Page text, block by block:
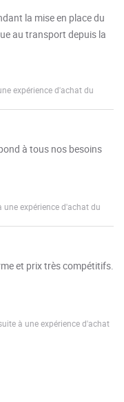
la mise en place du
au transport depuis la
expérience d'achat du
à tous nos besoins
expérience d'achat du
et prix très compétitifs.
à une expérience d'achat